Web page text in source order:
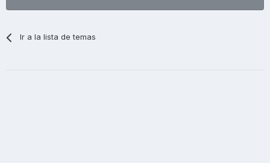
Ir a la lista de temas